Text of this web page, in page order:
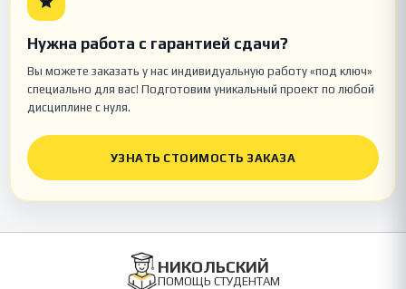
Нужна работа с гарантией сдачи?
Вы можете заказать у нас индивидуальную работу «под ключ»
специально для вас! Подготовим уникальный проект по любой
дисциплине с нуля.
УЗНАТЬ СТОИМОСТЬ ЗАКАЗА
НИКОЛЬСКИЙ
ПОМОЩЬ СТУДЕНТАМ